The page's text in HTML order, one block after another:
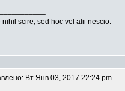
nihil scire, sed hoc vel alii nescio.
Вт Янв 03, 2017 22:24 pm